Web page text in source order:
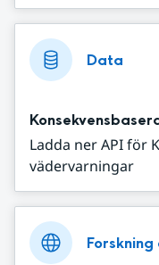
Data
Ladda ner API för
vädervarningar